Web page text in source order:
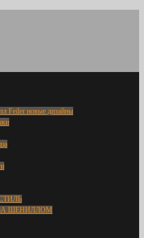
Feiler новые дизайны
ШЕНИЛЛОМ